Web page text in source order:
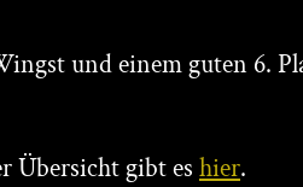
und einem guten 6.
Übersicht gibt es hier.